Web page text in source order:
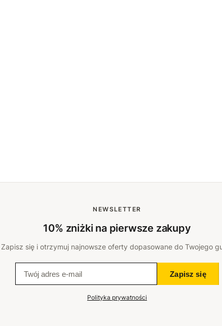
NEWSLETTER
10% zniżki na pierwsze zakupy
Zapisz się i otrzymuj najnowsze oferty dopasowane do Twojego
Zapisz się
Polityka prywatności